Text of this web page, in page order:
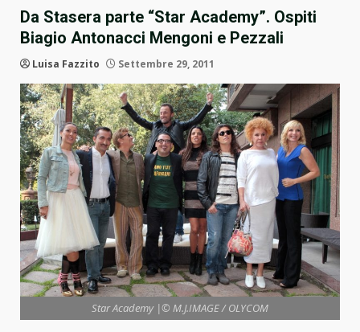
Da Stasera parte “Star Academy”. Ospiti
Biagio Antonacci Mengoni e Pezzali
Luisa Fazzito Settembre 29, 2011
Star Academy |© M.J.IMAGE / OLYCOM